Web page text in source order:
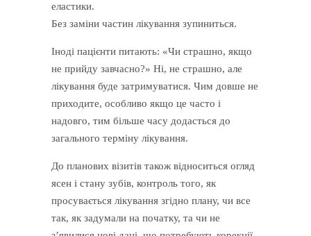
еластики.
Без заміни частин лікування зупиниться.
Іноді пацієнти питають: «Чи страшно, якщо
не прийду завчасно?» Ні, не страшно, але
лікування буде затримуватися. Чим довше не
приходите, особливо якщо це часто і
надовго, тим більше часу додасться до
загального терміну лікування.
До планових візитів також відноситься огляд
ясен і стану зубів, контроль того, як
просувається лікування згідно плану, чи все
так, як задумали на початку, та чи не